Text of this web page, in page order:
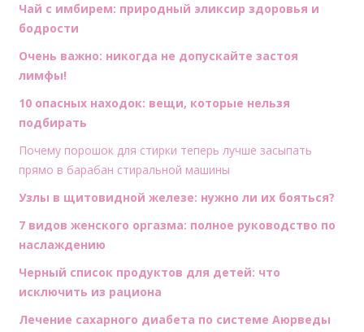
Чай с имбирем: природный эликсир здоровья и
бодрости
Очень важно: никогда не допускайте застоя
лимфы!
10 опасных находок: вещи, которые нельзя
подбирать
Почему порошок для стирки теперь лучше засыпать
прямо в барабан стиральной машины
Узлы в щитовидной железе: нужно ли их бояться?
7 видов женского оргазма: полное руководство по
наслаждению
Черный список продуктов для детей: что
исключить из рациона
Лечение сахарного диабета по системе Аюрведы